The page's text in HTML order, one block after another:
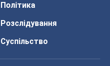
Політика
Розслідування
Суспільство